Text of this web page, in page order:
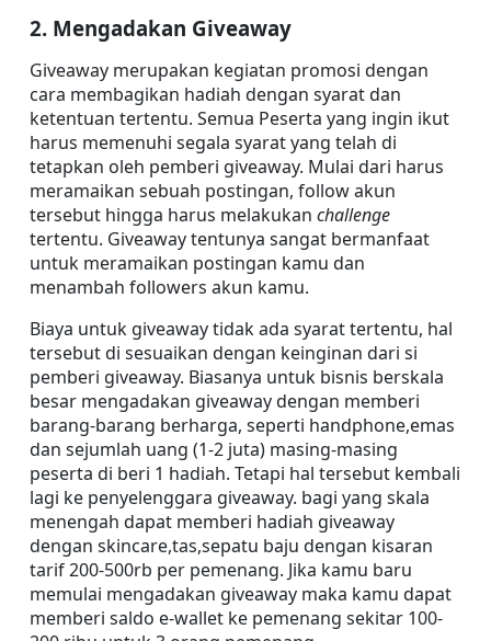
2. Mengadakan Giveaway
Giveaway merupakan kegiatan promosi dengan
cara membagikan hadiah dengan syarat dan
ketentuan tertentu. Semua Peserta yang ingin ikut
harus memenuhi segala syarat yang telah di
tetapkan oleh pemberi giveaway. Mulai dari harus
meramaikan sebuah postingan, follow akun
tersebut hingga harus melakukan challenge
tertentu. Giveaway tentunya sangat bermanfaat
untuk meramaikan postingan kamu dan
menambah followers akun kamu.
Biaya untuk giveaway tidak ada syarat tertentu, hal
tersebut di sesuaikan dengan keinginan dari si
pemberi giveaway. Biasanya untuk bisnis berskala
besar mengadakan giveaway dengan memberi
barang-barang berharga, seperti handphone,emas
dan sejumlah uang (1-2 juta) masing-masing
peserta di beri 1 hadiah. Tetapi hal tersebut kembali
lagi ke penyelenggara giveaway. bagi yang skala
menengah dapat memberi hadiah giveaway
dengan skincare,tas,sepatu baju dengan kisaran
tarif 200-500rb per pemenang. Jika kamu baru
memulai mengadakan giveaway maka kamu dapat
memberi saldo e-wallet ke pemenang sekitar 100-